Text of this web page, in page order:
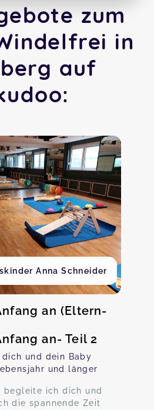
zum
in
auf
Anna Schneider
an (Eltern-
an- Teil 2
und dein Baby
und länger
begleite ich dich und
die spannende Zeit